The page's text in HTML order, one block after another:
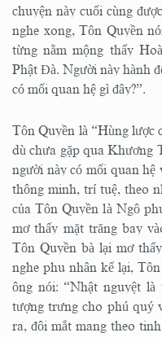
chuyện này cuối cùng
nghe xong, Tôn Quyền
từng nằm mộng thấy
Phật Đà. Người này hành
có mối quan hệ gì đây?”.
Tôn Quyền là “Hùng lược
dù chưa gặp qua Khương
người này có mối quan
thông minh, trí tuệ, theo
của Tôn Quyền là Ngô
mơ thấy mặt trăng bay
Tôn Quyền bà lại mơ
nghe phu nhân kể lại,
ông nói: “Nhật nguyệt là
tượng trưng cho phú quý
ra, đôi mắt mang theo